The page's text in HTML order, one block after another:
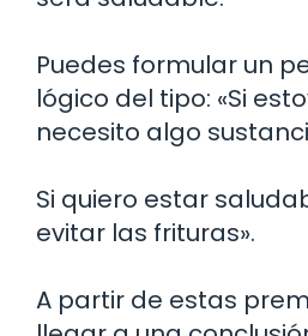
Puedes formular un
lógico del tipo: «Si
necesito algo
Si quiero estar
evitar las frituras».
A partir de estas